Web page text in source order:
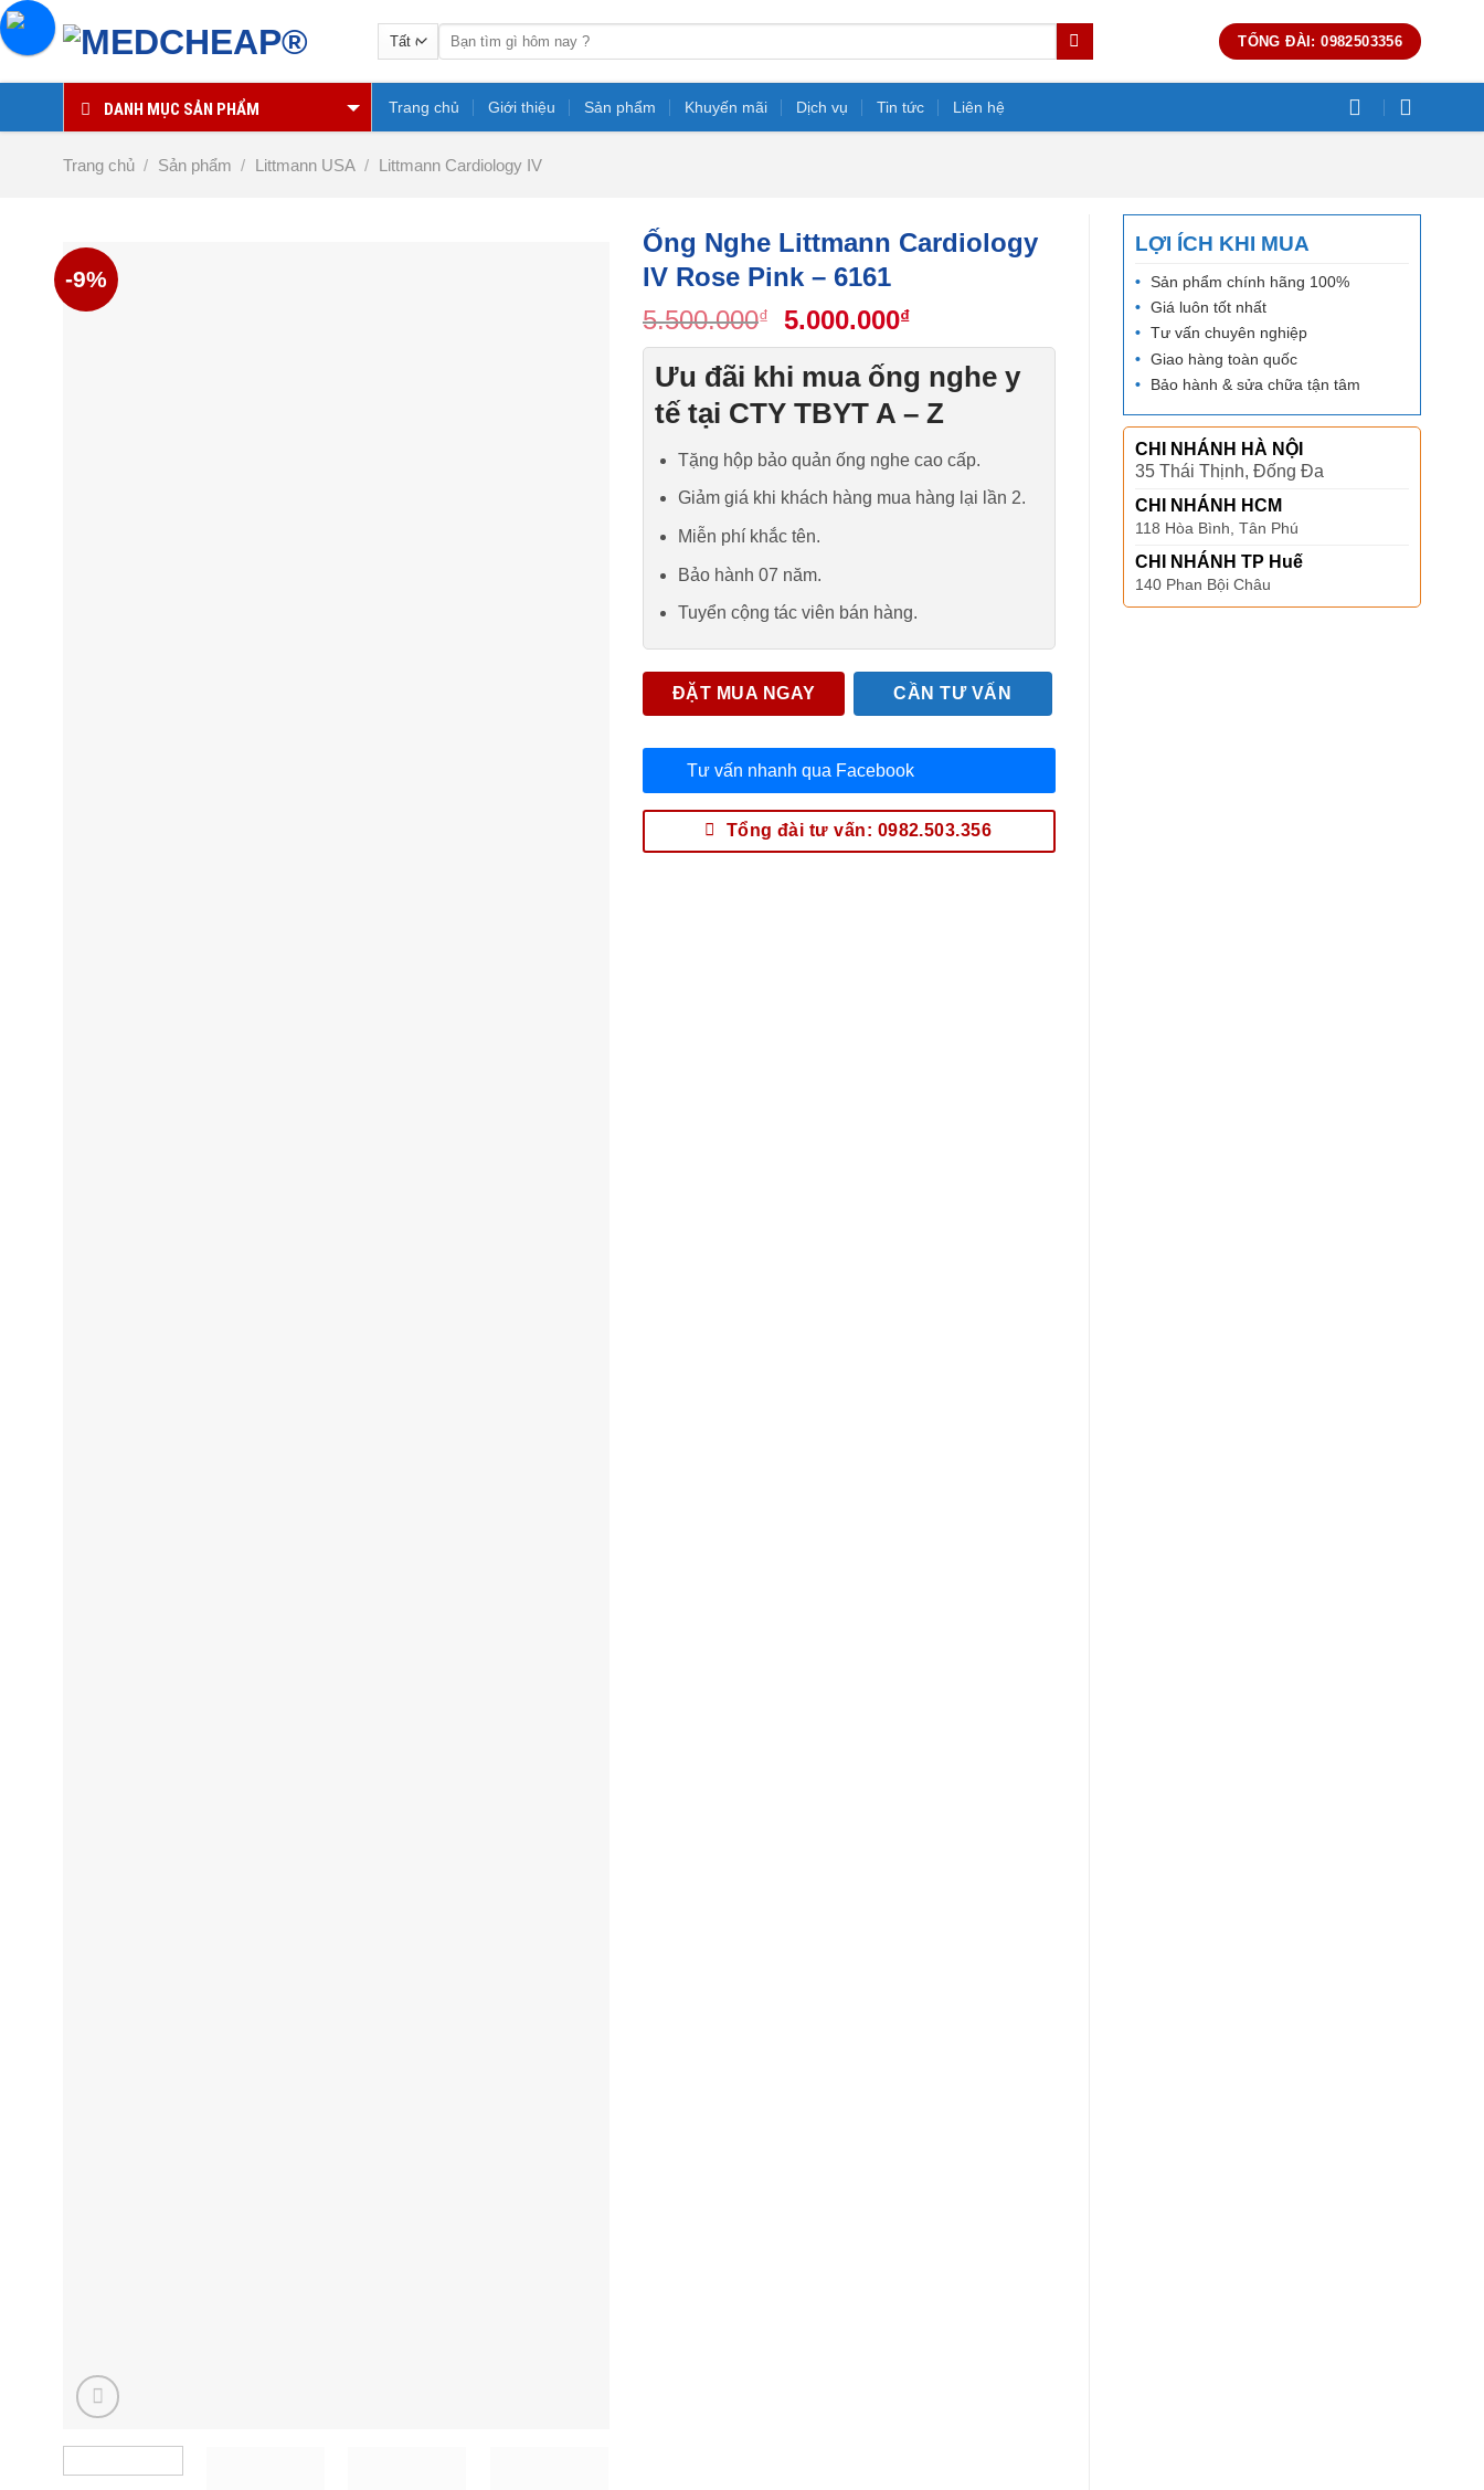
Chuyển
đến
Tìm
kiếm:
TỔNG ĐÀI: 0982503356
DANH MỤC SẢN PHẨM Trang chủ Giới thiệu Sản phẩm Khuyến mãi Dịch vụ Tin tức Liên hệ
Trang chủ / Sản phẩm / Littmann USA / Littmann Cardiology IV
-9%
Ống Nghe Littmann Cardiology
IV Rose Pink – 6161
5.500.000₫
Original
price
was:
5.500.000₫.
5.000.000₫Current
price
is:
5.000.000₫.
Ưu đãi khi mua ống nghe y
tế tại CTY TBYT A – Z
Tặng hộp bảo quản ống nghe cao cấp.
Giảm giá khi khách hàng mua hàng lại lần 2.
Miễn phí khắc tên.
Bảo hành 07 năm.
Tuyển cộng tác viên bán hàng.
ĐẶT MUA NGAY CẦN TƯ VẤN
Tư vấn nhanh qua Facebook
Tổng đài tư vấn: 0982.503.356
LỢI ÍCH KHI MUA
Sản phẩm chính hãng 100%
Giá luôn tốt nhất
Tư vấn chuyên nghiệp
Giao hàng toàn quốc
Bảo hành & sửa chữa tận tâm
CHI NHÁNH HÀ NỘI
35 Thái Thịnh, Đống Đa
CHI NHÁNH HCM
118 Hòa Bình, Tân Phú
CHI NHÁNH TP Huế
140 Phan Bội Châu